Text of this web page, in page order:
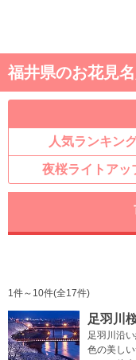
福井県のお花見
人気ランキン
夜桜ライトアッ
1件～10件(全17件)
足羽川
足羽川沿
色の美し